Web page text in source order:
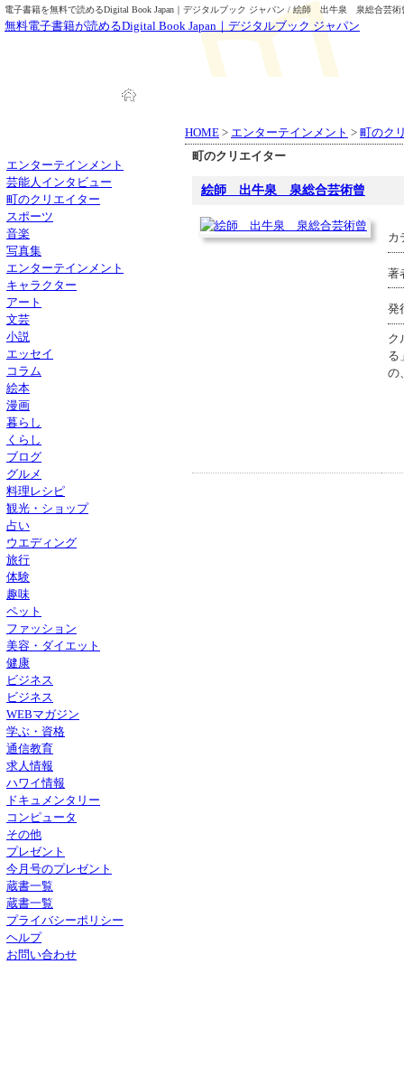
電子書籍を無料で読めるDigital Book Japan｜デジタルブック ジャパン / 絵師 出牛泉 泉総合芸術
無料電子書籍が読めるDigital Book Japan｜デジタルブック ジャパン
HOME > エンターテインメント > 町のク
町のクリエイター
絵師 出牛泉 泉総合芸術曾
カ
著
発
ク
る
の
エンターテインメント
芸能人インタビュー
町のクリエイター
スポーツ
音楽
写真集
エンターテインメント
キャラクター
アート
文芸
小説
エッセイ
コラム
絵本
漫画
暮らし
くらし
ブログ
グルメ
料理レシピ
観光・ショップ
占い
ウエディング
旅行
体験
趣味
ペット
ファッション
美容・ダイエット
健康
ビジネス
ビジネス
WEBマガジン
学ぶ・資格
通信教育
求人情報
ハワイ情報
ドキュメンタリー
コンピュータ
その他
プレゼント
今月号のプレゼント
蔵書一覧
蔵書一覧
プライバシーポリシー
ヘルプ
お問い合わせ